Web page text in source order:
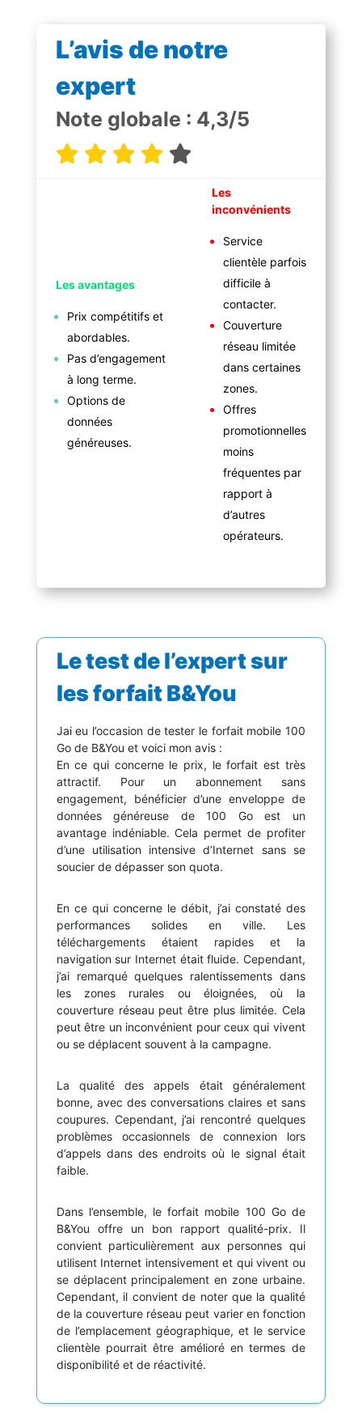
L’avis de notre
expert
Note globale : 4,3/5
Les avantages
Prix compétitifs et
abordables.
Pas d’engagement
à long terme.
Options de
données
généreuses.
Les
inconvénients
Service
clientèle parfois
difficile à
contacter.
Couverture
réseau limitée
dans certaines
zones.
Offres
promotionnelles
moins
fréquentes par
rapport à
d’autres
opérateurs.
Le test de l’expert sur
les forfait B&You
Jai eu l’occasion de tester le forfait mobile 100
Go de B&You et voici mon avis :
En ce qui concerne le prix, le forfait est très
attractif. Pour un abonnement sans
engagement, bénéficier d’une enveloppe de
données généreuse de 100 Go est un
avantage indéniable. Cela permet de profiter
d’une utilisation intensive d’Internet sans se
soucier de dépasser son quota.
En ce qui concerne le débit, j’ai constaté des
performances solides en ville. Les
téléchargements étaient rapides et la
navigation sur Internet était fluide. Cependant,
j’ai remarqué quelques ralentissements dans
les zones rurales ou éloignées, où la
couverture réseau peut être plus limitée. Cela
peut être un inconvénient pour ceux qui vivent
ou se déplacent souvent à la campagne.
La qualité des appels était généralement
bonne, avec des conversations claires et sans
coupures. Cependant, j’ai rencontré quelques
problèmes occasionnels de connexion lors
d’appels dans des endroits où le signal était
faible.
Dans l’ensemble, le forfait mobile 100 Go de
B&You offre un bon rapport qualité-prix. Il
convient particulièrement aux personnes qui
utilisent Internet intensivement et qui vivent ou
se déplacent principalement en zone urbaine.
Cependant, il convient de noter que la qualité
de la couverture réseau peut varier en fonction
de l’emplacement géographique, et le service
clientèle pourrait être amélioré en termes de
disponibilité et de réactivité.